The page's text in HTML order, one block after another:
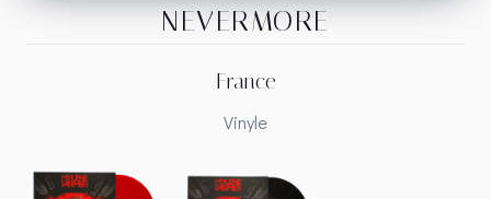
NEVERMORE
France
Vinyle